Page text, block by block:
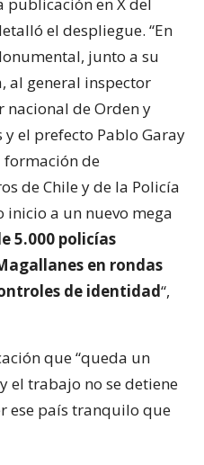
publicación en X del
el despliegue. “En
junto a su
al general inspector
nacional de Orden y
el prefecto Pablo Garay
formación de
de Chile y de la Policía
inicio a un nuevo mega
5.000 policías
en rondas
de identidad“,
que “queda un
el trabajo no se detiene
ese país tranquilo que